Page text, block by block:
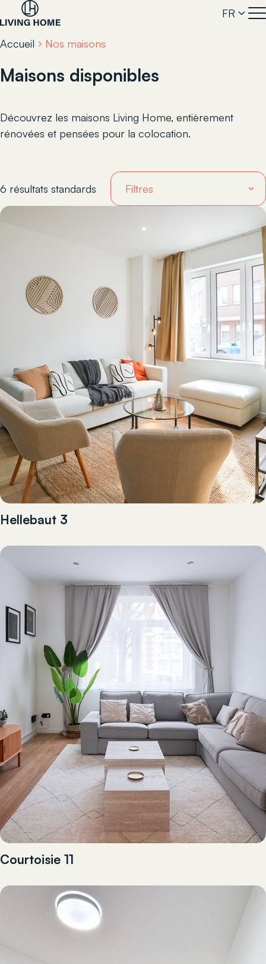
FR
Accueil Nos maisons
Maisons disponibles
Découvrez les maisons Living Home, entièrement
rénovées et pensées pour la colocation.
6 résultats standards
Hellebaut 3
Courtoisie 11